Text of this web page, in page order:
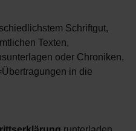
Schriftgut,
Texten,
oder Chroniken,
in die